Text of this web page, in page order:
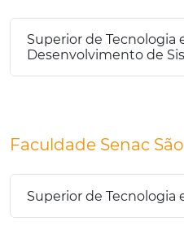
Superior de Tecnologia
Desenvolvimento de
Faculdade Senac
Superior de Tecnologia